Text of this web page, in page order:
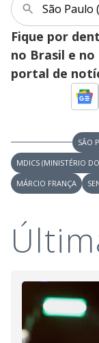
São Paulo
Fique por
no Brasil e no
portal de
SÃO
MDICS (MINISTÉRIO
MÁRCIO FRANÇA